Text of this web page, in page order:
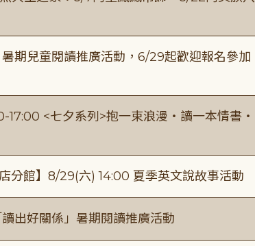
暑期兒童閱讀推廣活動，6/29起歡迎報名參加
17:00 <七夕系列>抱一束浪漫・讀一本情書・
分館】8/29(六) 14:00 夏季英文說故事活動
讀出好關係」暑期閱讀推廣活動